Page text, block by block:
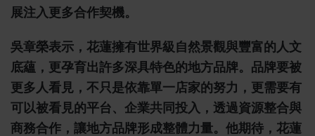
展注入更多合作契機。
吳章榮表示，花蓮擁有世界級自然景觀與豐富的人文
底蘊，更孕育出許多深具特色的地方品牌。品牌要被
更多人看見，不只是依靠單一店家的努力，更需要有
可以被看見的平台、企業共同投入，透過資源整合與
商務合作，讓地方品牌形成整體力量。他期待，花蓮